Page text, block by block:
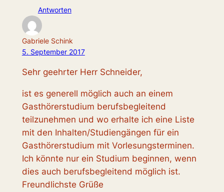
Antworten
Gabriele Schink
5. September 2017
Sehr geehrter Herr Schneider,
ist es generell möglich auch an einem
Gasthörerstudium berufsbegleitend
teilzunehmen und wo erhalte ich eine Liste
mit den Inhalten/Studiengängen für ein
Gasthörerstudium mit Vorlesungsterminen.
Ich könnte nur ein Studium beginnen, wenn
dies auch berufsbegleitend möglich ist.
Freundlichste Grüße